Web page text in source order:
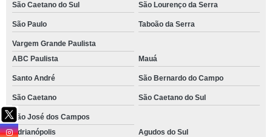
São Caetano do Sul São Lourenço da Serra
São Paulo Taboão da Serra
Vargem Grande Paulista
ABC Paulista
Mauá
Santo André São Bernardo do Campo
São Caetano São Caetano do Sul
São José dos Campos
Adrianópolis
Agudos do Sul